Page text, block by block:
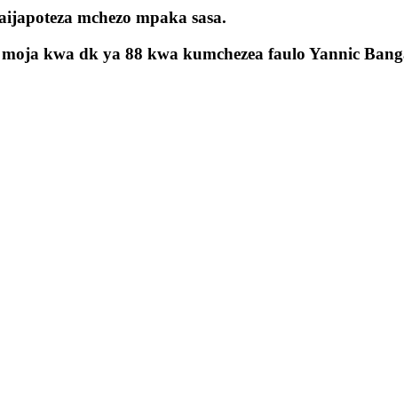
mchezo mpaka sasa.
kwa dk ya 88 kwa kumchezea faulo Yannic